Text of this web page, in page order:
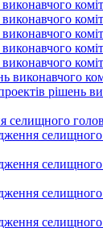
виконавчого
рішень
селищного
селищного
селищного